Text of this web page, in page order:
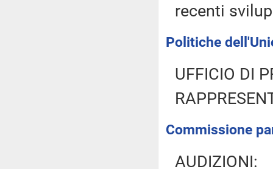
recenti
Politiche
UFFICIO DI
Commissione
AUDIZIONI: